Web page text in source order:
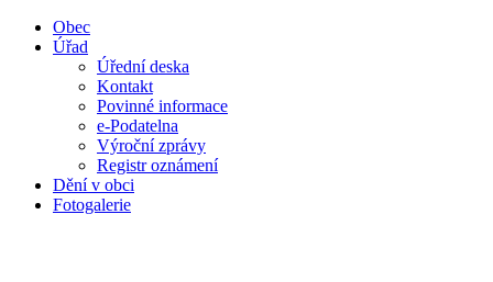
Obec
Úřad
Úřední deska
Kontakt
Povinné informace
e-Podatelna
Výroční zprávy
Registr oznámení
Dění v obci
Fotogalerie